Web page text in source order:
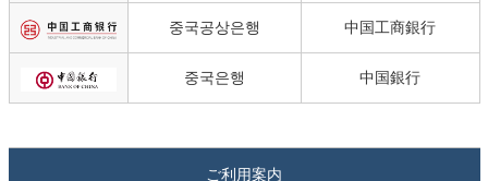
중국공상은행 中国工商銀行
중국은행 中国銀行
ご利用案内